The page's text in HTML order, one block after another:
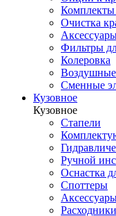
Очистка
Фильтры
Колеровка
Сменные
Кузовное
Кузовное
Стапели
Ручной
Оснастка
Споттеры